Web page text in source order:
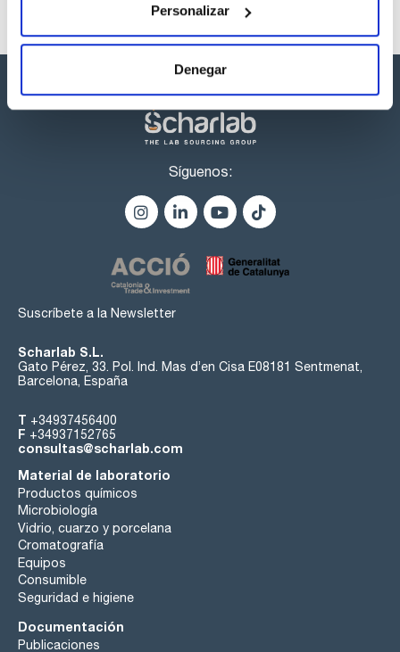
Personalizar
Denegar
Síguenos:
Suscríbete a la Newsletter
Scharlab S.L.
Gato Pérez, 33. Pol. Ind. Mas d’en Cisa E08181 Sentmenat,
Barcelona, España
T +34937456400
F +34937152765
consultas@scharlab.com
Material de laboratorio
Productos químicos
Microbiología
Vidrio, cuarzo y porcelana
Cromatografía
Equipos
Consumible
Seguridad e higiene
Documentación
Publicaciones